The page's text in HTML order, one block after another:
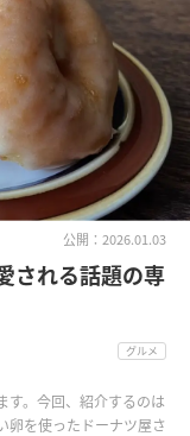
公開：2026.01.03
される話題の専
グルメ
す。今回、紹介するのは
卵を使ったドーナツ屋さ